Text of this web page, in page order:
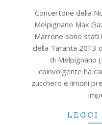
27Concertone della
Melpignano Max
Marrone sono
della Taranta 2013
di Melpignano
coinvolgente ha
zucchero e limoni
LEGGI